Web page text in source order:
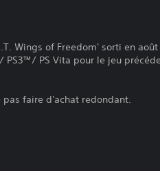
Wings of Freedom' sorti en août
PS Vita pour le jeu
faire d'achat redondant.